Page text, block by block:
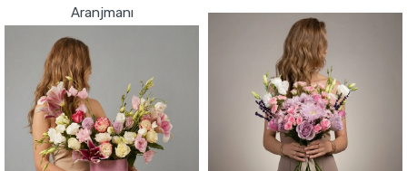
Aranjmanı